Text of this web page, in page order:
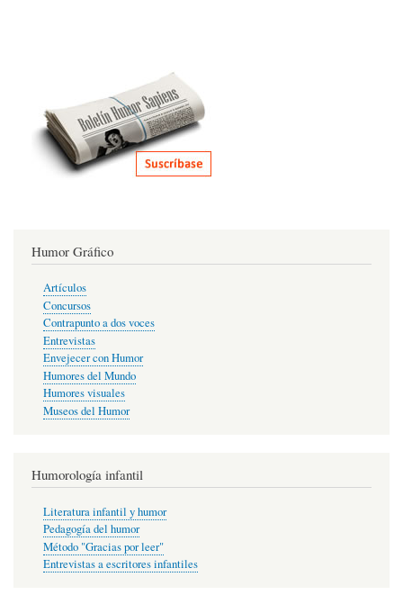
Humor Gráfico
Artículos
Concursos
Contrapunto a dos voces
Entrevistas
Envejecer con Humor
Humores del Mundo
Humores visuales
Museos del Humor
Humorología infantil
Literatura infantil y humor
Pedagogía del humor
Método "Gracias por leer"
Entrevistas a escritores infantiles